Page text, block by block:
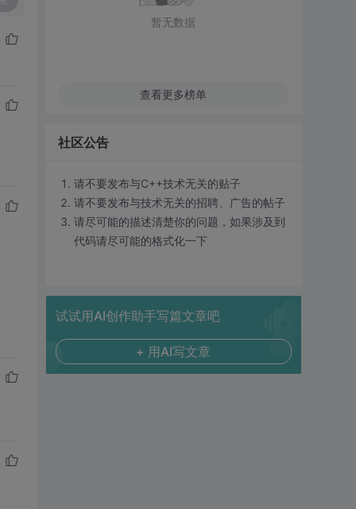
暂无数据
查看更多榜单
社区公告
请不要发布与C++技术无关的贴子
请不要发布与技术无关的招聘、广告的帖子
请尽可能的描述清楚你的问题，如果涉及到
代码请尽可能的格式化一下
试试用AI创作助手写篇文章吧
+ 用AI写文章